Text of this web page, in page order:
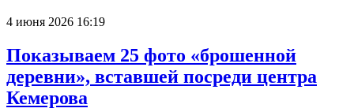
4 июня 2026 16:19
Показываем 25 фото «брошенной
деревни», вставшей посреди центра
Кемерова